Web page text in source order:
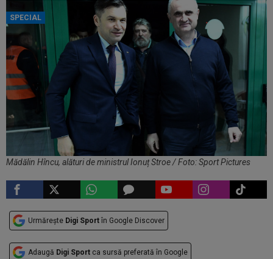
SPECIAL
Mădălin Hîncu, alături de ministrul Ionuț Stroe / Foto: Sport Pictures
Urmărește Digi Sport în Google Discover
Adaugă Digi Sport ca sursă preferată în Google